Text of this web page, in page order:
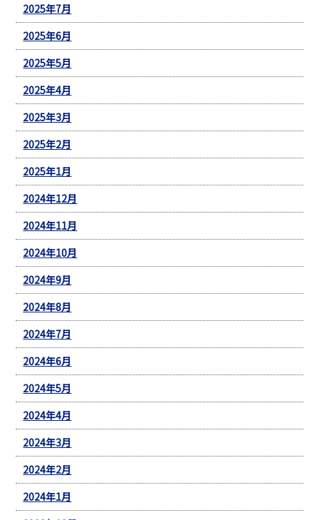
2025年7月
2025年6月
2025年5月
2025年4月
2025年3月
2025年2月
2025年1月
2024年12月
2024年11月
2024年10月
2024年9月
2024年8月
2024年7月
2024年6月
2024年5月
2024年4月
2024年3月
2024年2月
2024年1月